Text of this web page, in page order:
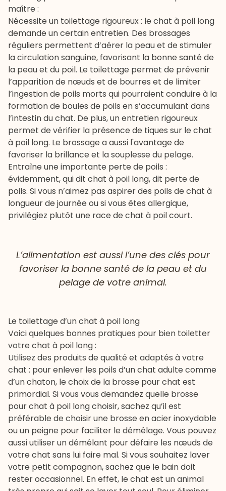
maître :
Nécessite un toilettage rigoureux : le chat à poil long
demande un certain entretien. Des brossages
réguliers permettent d’aérer la peau et de stimuler
la circulation sanguine, favorisant la bonne santé de
la peau et du poil. Le toilettage permet de prévenir
l’apparition de nœuds et de bourres et de limiter
l’ingestion de poils morts qui pourraient conduire à la
formation de boules de poils en s’accumulant dans
l’intestin du chat. De plus, un entretien rigoureux
permet de vérifier la présence de tiques sur le chat
à poil long. Le brossage a aussi l'avantage de
favoriser la brillance et la souplesse du pelage.
Entraîne une importante perte de poils :
évidemment, qui dit chat à poil long, dit perte de
poils. Si vous n’aimez pas aspirer des poils de chat à
longueur de journée ou si vous êtes allergique,
privilégiez plutôt une race de chat à poil court.
L’alimentation est aussi l’une des clés pour
favoriser la bonne santé de la peau et du
pelage de votre animal.
Le toilettage d’un chat à poil long
Voici quelques bonnes pratiques pour bien toiletter
votre chat à poil long :
Utilisez des produits de qualité et adaptés à votre
chat : pour enlever les poils d’un chat adulte comme
d’un chaton, le choix de la brosse pour chat est
primordial. Si vous vous demandez quelle brosse
pour chat à poil long choisir, sachez qu’il est
préférable de choisir une brosse en acier inoxydable
ou un peigne pour faciliter le démêlage. Vous pouvez
aussi utiliser un démêlant pour défaire les nœuds de
votre chat sans lui faire mal. Si vous souhaitez laver
votre petit compagnon, sachez que le bain doit
rester occasionnel. En effet, le chat est un animal